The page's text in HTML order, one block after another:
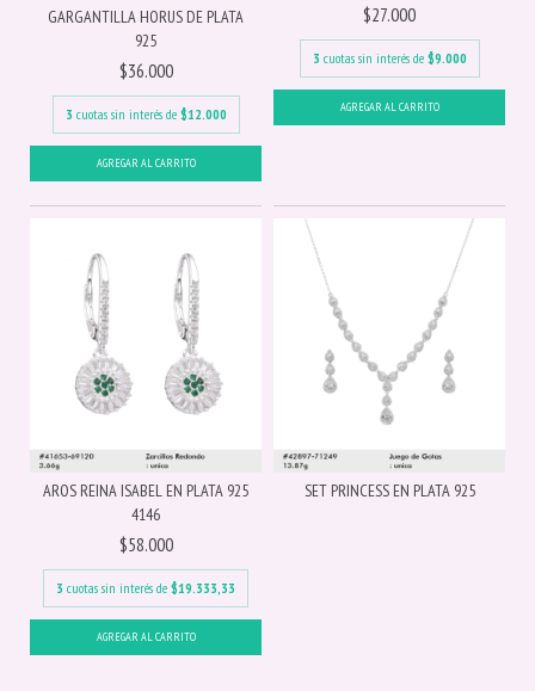
GARGANTILLA HORUS DE PLATA
925
$36.000
3 cuotas sin interés de $12.000
$27.000
3 cuotas sin interés de $9.000
AGREGAR AL CARRITO
AROS REINA ISABEL EN PLATA 925
4146
$58.000
3 cuotas sin interés de $19.333,33
SET PRINCESS EN PLATA 925